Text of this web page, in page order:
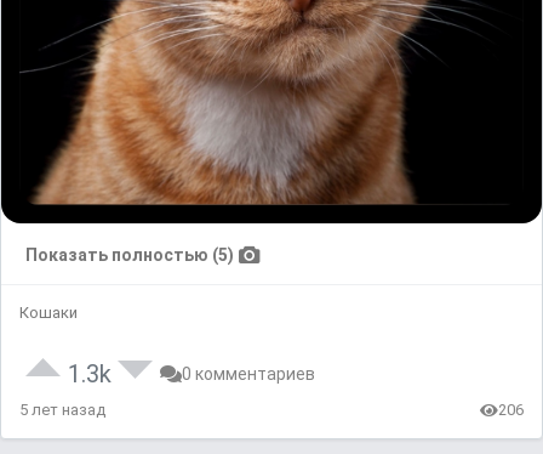
Показать полностью (5)
Кошаки
1.3k 0 комментариев
5 лет назад 206